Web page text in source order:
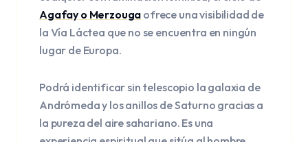
Agafay o Merzouga ofrece una visibilidad de
la Vía Láctea que no se encuentra en ningún
lugar de Europa.
Podrá identificar sin telescopio la galaxia de
Andrómeda y los anillos de Saturno gracias a
la pureza del aire sahariano. Es una